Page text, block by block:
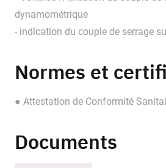
dynamométrique
- indication du couple de serrage
Normes et
● Attestation de Conformité
Documents